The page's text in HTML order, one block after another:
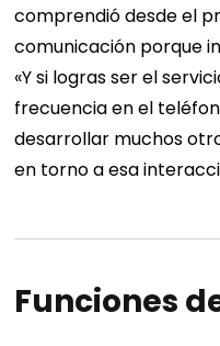
comprendió desde el
comunicación porque
«Y si logras ser el
frecuencia en el
desarrollar muchos
en torno a esa
Funciones